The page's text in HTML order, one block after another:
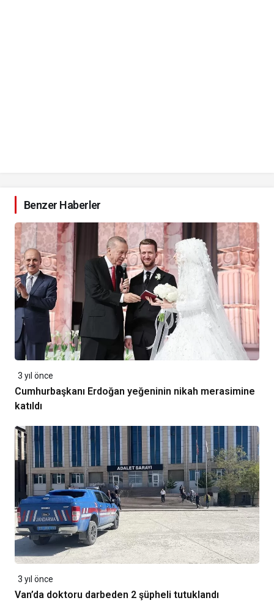
Benzer Haberler
3 yıl önce
Cumhurbaşkanı Erdoğan yeğeninin nikah merasimine
katıldı
3 yıl önce
Van’da doktoru darbeden 2 şüpheli tutuklandı